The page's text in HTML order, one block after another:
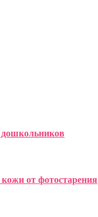
дошкольников
от фотостарения